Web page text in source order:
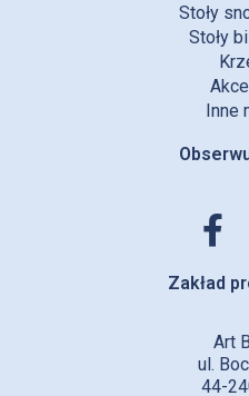
Stoły
Stoły
Inne
Zakład
Art
ul.
44-